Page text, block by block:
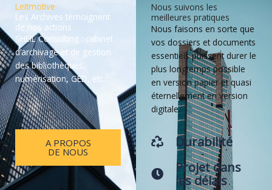
Leitmotive
Les Archives témoignent
de nos actions
SHEIL Consulting : cabinet
d’archivage et de gestion
des bibliothèques,
numérisation, GED, etc..
A PROPOS
DE NOUS
Nous suivons les
meilleures pratiques
Nous faisons en sorte que
vos dossiers et documents
essentiels puissent durer le
plus longtemps possible
en version papier et quasi
éternellement en version
digitale.
Durabilité
Projet dans
les délais